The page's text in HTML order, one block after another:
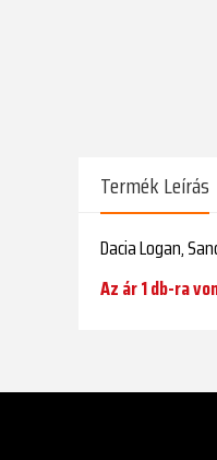
Termék Leírás
Dacia Logan,
Az ár 1 db-ra